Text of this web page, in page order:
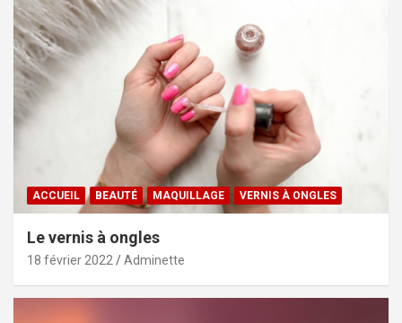
ACCUEIL BEAUTÉ MAQUILLAGE VERNIS À ONGLES
Le vernis à ongles
18 février 2022 Adminette